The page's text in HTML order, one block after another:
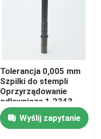
Tolerancja 0,005 mm
Szpilki do stempli
Oprzyrządowanie
odlewnicze 1.2343
1.2344 Materiał
Wyślij zapytanie